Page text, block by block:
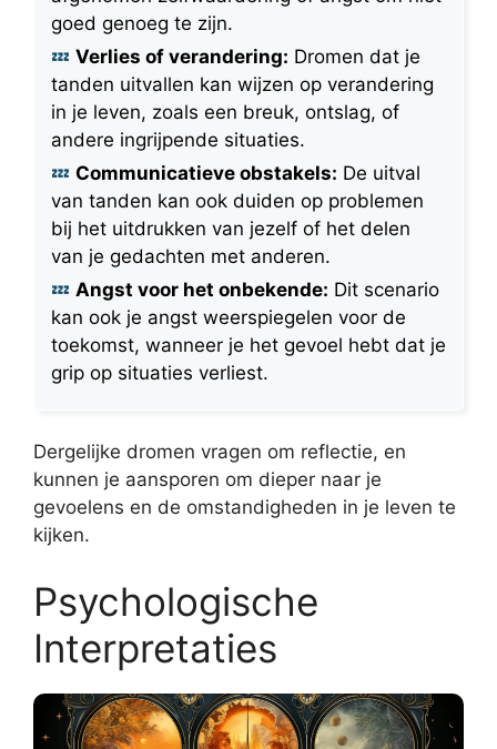
goed genoeg te zijn.
Verlies of verandering: Dromen dat je
tanden uitvallen kan wijzen op verandering
in je leven, zoals een breuk, ontslag, of
andere ingrijpende situaties.
Communicatieve obstakels: De uitval
van tanden kan ook duiden op problemen
bij het uitdrukken van jezelf of het delen
van je gedachten met anderen.
Angst voor het onbekende: Dit scenario
kan ook je angst weerspiegelen voor de
toekomst, wanneer je het gevoel hebt dat je
grip op situaties verliest.
Dergelijke dromen vragen om reflectie, en
kunnen je aansporen om dieper naar je
gevoelens en de omstandigheden in je leven te
kijken.
Psychologische
Interpretaties